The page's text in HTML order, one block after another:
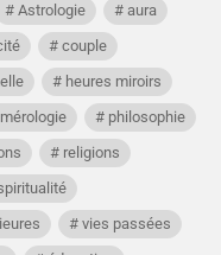
Astrologie
aura
couple
heures miroirs
philosophie
religions
vies passées